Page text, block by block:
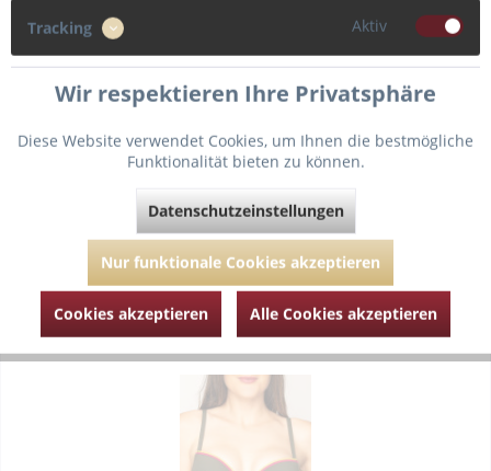
Verfügbare Varianten
Merken
Tracking Aktiv
Wir respektieren Ihre Privatsphäre
Diese Website verwendet Cookies, um Ihnen die bestmögliche
Funktionalität bieten zu können.
Datenschutzeinstellungen
Nur funktionale Cookies akzeptieren
Cookies akzeptieren Alle Cookies akzeptieren